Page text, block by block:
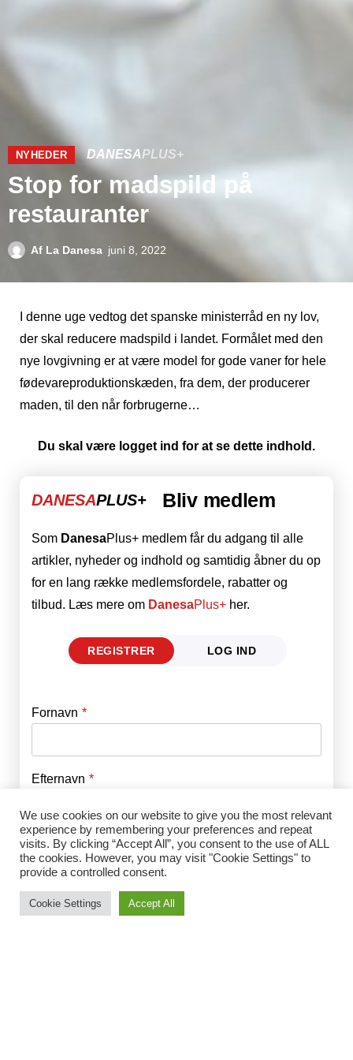
NYHEDER DANESAPLUS+
Stop for madspild på
restauranter
Af La Danesa juni 8, 2022
I denne uge vedtog det spanske ministerråd en ny lov,
der skal reducere madspild i landet. Formålet med den
nye lovgivning er at være model for gode vaner for hele
fødevareproduktionskæden, fra dem, der producerer
maden, til den når forbrugerne…
Du skal være logget ind for at se dette indhold.
DANESAPLUS+ Bliv medlem
Som DanesaPlus+ medlem får du adgang til alle
artikler, nyheder og indhold og samtidig åbner du op
for en lang række medlemsfordele, rabatter og
tilbud. Læs mere om DanesaPlus+ her.
REGISTRER LOG IND
Fornavn *
Efternavn *
E-mail *
Adgangskode
E-mail
Adgangskode
Husk mig
We use cookies on our website to give you the most relevant
experience by remembering your preferences and repeat
visits. By clicking “Accept All”, you consent to the use of ALL
the cookies. However, you may visit "Cookie Settings" to
provide a controlled consent.
Cookie Settings Accept All